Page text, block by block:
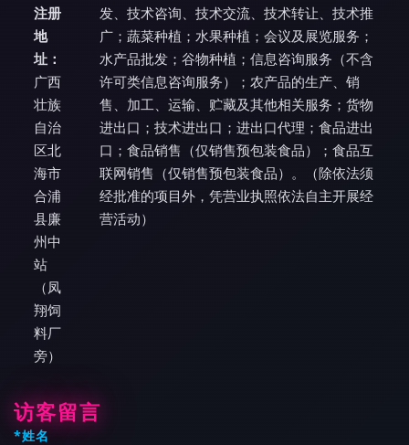
注册
地
址：
广西
壮族
自治
区北
海市
合浦
县廉
州中
站
（凤
翔饲
料厂
旁）
发、技术咨询、技术交流、技术转让、技术推
广；蔬菜种植；水果种植；会议及展览服务；
水产品批发；谷物种植；信息咨询服务（不含
许可类信息咨询服务）；农产品的生产、销
售、加工、运输、贮藏及其他相关服务；货物
进出口；技术进出口；进出口代理；食品进出
口；食品销售（仅销售预包装食品）；食品互
联网销售（仅销售预包装食品）。（除依法须
经批准的项目外，凭营业执照依法自主开展经
营活动）
访客留言
*姓名